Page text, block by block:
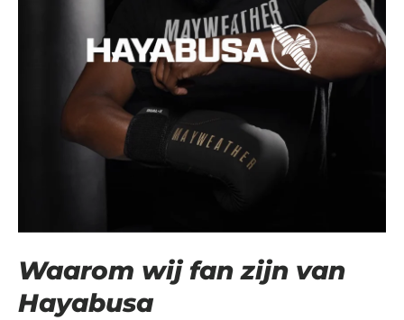
Waarom wij fan zijn van
Hayabusa